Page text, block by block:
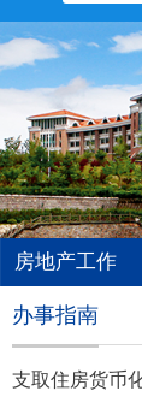
房地产工作
办事指南
支取住房货币